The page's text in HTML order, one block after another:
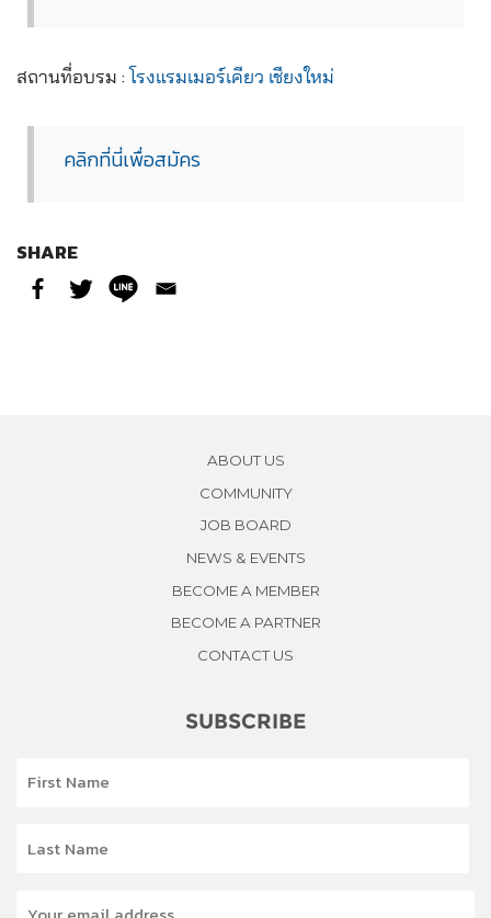
สถานที่อบรม :โรงแรมเมอร์เคียว เชียงใหม่
คลิกที่นี่เพื่อสมัคร
SHARE
ABOUT US
COMMUNITY
JOB BOARD
NEWS & EVENTS
BECOME A MEMBER
BECOME A PARTNER
CONTACT US
SUBSCRIBE